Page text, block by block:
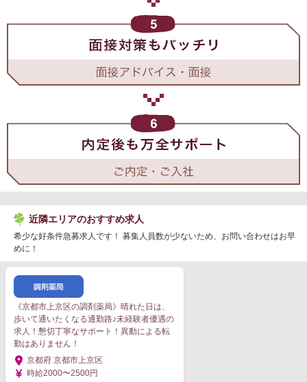
近隣エリアのおすすめ求人
希少な好条件急募求人です！ 募集人員数が少ないため、お問い合わせはお早
めに！
《京都市上京区の調剤薬局》晴れた日は、
歩いて通いたくなる通勤路♪未経験者優遇の
求人！懇切丁寧なサポート！異動による転
勤はありません！
京都府 京都市上京区
時給2000〜2500円